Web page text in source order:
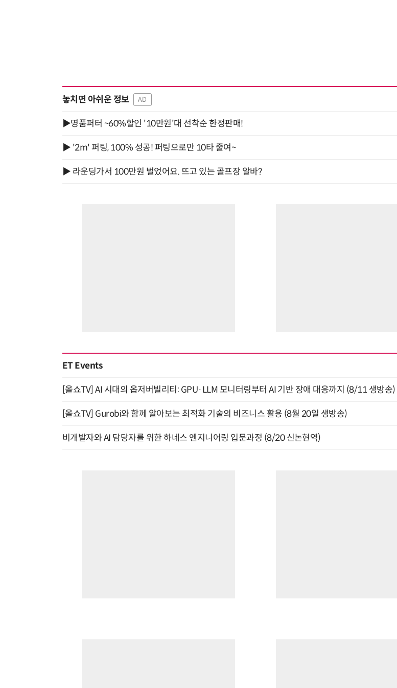
놓치면 아쉬운 정보 AD
▶명품퍼터 ~60%할인 '10만원'대 선착순 한정판매!
▶ '2m' 퍼팅, 100% 성공! 퍼팅으로만 10타 줄여~
▶ 라운딩가서 100만원 벌었어요. 뜨고 있는 골프장 알바?
ET Events
[올쇼TV] AI 시대의 옵저버빌리티: GPU·LLM 모니터링부터 AI 기반 장애 대응까지 (8/11 생방송)
[올쇼TV] Gurobi와 함께 알아보는 최적화 기술의 비즈니스 활용 (8월 20일 생방송)
비개발자와 AI 담당자를 위한 하네스 엔지니어링 입문과정 (8/20 신논현역)